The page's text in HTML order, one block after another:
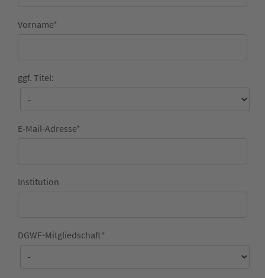
Vorname*
ggf. Titel:
E-Mail-Adresse*
Institution
DGWF-Mitgliedschaft*